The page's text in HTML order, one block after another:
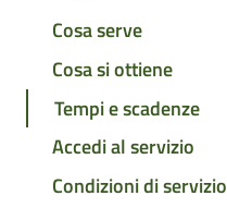
Cosa serve
Cosa si ottiene
Tempi e scadenze
Accedi al servizio
Condizioni di servizio